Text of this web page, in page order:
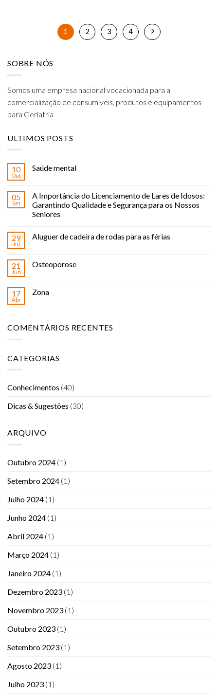
1 2 3 4
SOBRE NÓS
Somos uma empresa nacional vocacionada para a
comercialização de consumíveis, produtos e equipamentos
para Geriatria
ULTIMOS POSTS
10
Out
Saúde mental
05
Set
A Importância do Licenciamento de Lares de Idosos:
Garantindo Qualidade e Segurança para os Nossos
Seniores
29
Jul
Aluguer de cadeira de rodas para as férias
21
Jun
Osteoporose
17
Abr
Zona
COMENTÁRIOS RECENTES
CATEGORIAS
Conhecimentos (40)
Dicas & Sugestões (30)
ARQUIVO
Outubro 2024 (1)
Setembro 2024 (1)
Julho 2024 (1)
Junho 2024 (1)
Abril 2024 (1)
Março 2024 (1)
Janeiro 2024 (1)
Dezembro 2023 (1)
Novembro 2023 (1)
Outubro 2023 (1)
Setembro 2023 (1)
Agosto 2023 (1)
Julho 2023 (1)